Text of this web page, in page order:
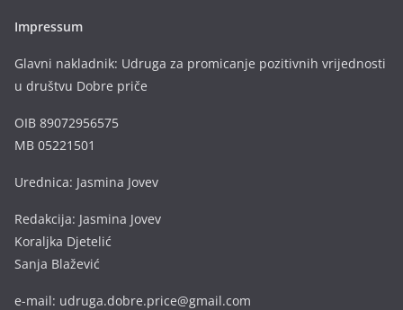
Impressum
Glavni nakladnik: Udruga za promicanje pozitivnih vrijednosti
u društvu Dobre priče
OIB 89072956575
MB 05221501
Urednica: Jasmina Jovev
Redakcija: Jasmina Jovev
Koraljka Djetelić
Sanja Blažević
e-mail: udruga.dobre.price@gmail.com